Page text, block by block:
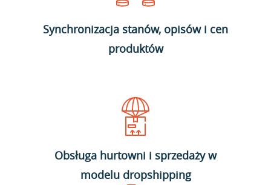
Synchronizacja stanów, opisów i cen
produktów
Obsługa hurtowni i sprzedaży w
modelu dropshipping